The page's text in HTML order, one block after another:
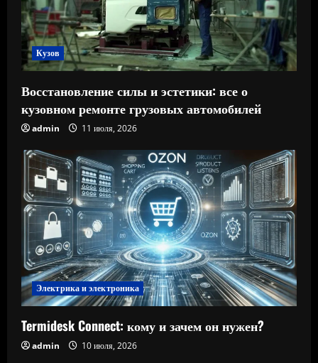
Кузов
Восстановление силы и эстетики: все о
кузовном ремонте грузовых автомобилей
admin 11 июля, 2026
Электрика и электроника
Termidesk Connect: кому и зачем он нужен?
admin 10 июля, 2026